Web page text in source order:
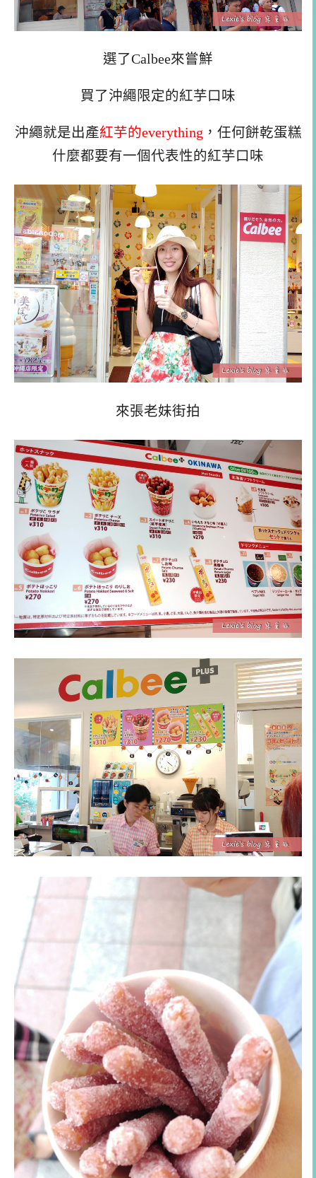
選了Calbee來嘗鮮
買了沖繩限定的紅芋口味
沖繩就是出產紅芋的everything ，任何餅乾蛋糕
什麼都要有一個代表性的紅芋口味
來張老妹街拍